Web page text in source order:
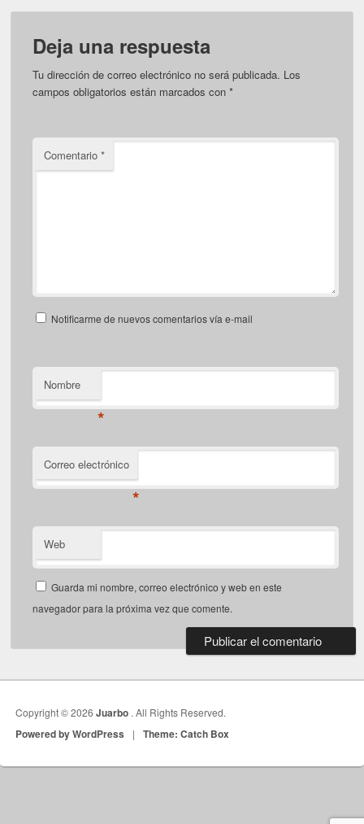
Deja una respuesta
Tu dirección de correo electrónico no será publicada. Los
campos obligatorios están marcados con*
Comentario*
Notificarme de nuevos comentarios vía e-mail
Nombre
*
Correo electrónico
*
Web
Guarda mi nombre, correo electrónico y web en este
navegador para la próxima vez que comente.
Copyright © 2026Juarbo . All Rights Reserved.
Powered by WordPress | Theme: Catch Box